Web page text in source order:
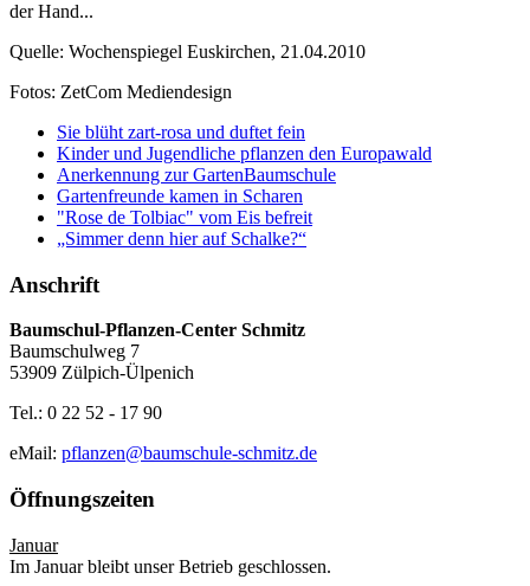
der Hand...
Quelle: Wochenspiegel Euskirchen, 21.04.2010
Fotos: ZetCom Mediendesign
Sie blüht zart-rosa und duftet fein
Kinder und Jugendliche pflanzen den Europawald
Anerkennung zur GartenBaumschule
Gartenfreunde kamen in Scharen
"Rose de Tolbiac" vom Eis befreit
„Simmer denn hier auf Schalke?“
Anschrift
Baumschul-Pflanzen-Center Schmitz
Baumschulweg 7
53909 Zülpich-Ülpenich
Tel.: 0 22 52 - 17 90
eMail: pflanzen@baumschule-schmitz.de
Öffnungszeiten
Januar
Im Januar bleibt unser Betrieb geschlossen.